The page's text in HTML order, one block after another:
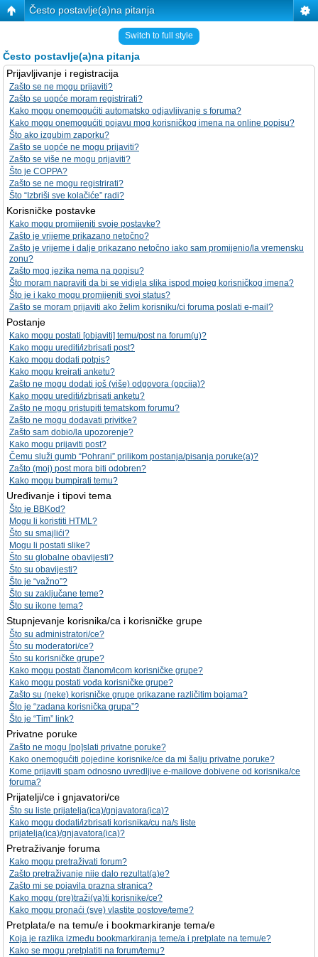
Često postavlje(a)na pitanja
Switch to full style
Često postavlje(a)na pitanja
Prijavljivanje i registracija
Zašto se ne mogu prijaviti?
Zašto se uopće moram registrirati?
Kako mogu onemogućiti automatsko odjavljivanje s foruma?
Kako mogu onemogućiti pojavu mog korisničkog imena na online popisu?
Što ako izgubim zaporku?
Zašto se uopće ne mogu prijaviti?
Zašto se više ne mogu prijaviti?
Što je COPPA?
Zašto se ne mogu registrirati?
Što “Izbriši sve kolačiće” radi?
Korisničke postavke
Kako mogu promijeniti svoje postavke?
Zašto je vrijeme prikazano netočno?
Zašto je vrijeme i dalje prikazano netočno iako sam promijenio/la vremensku
zonu?
Zašto mog jezika nema na popisu?
Što moram napraviti da bi se vidjela slika ispod mojeg korisničkog imena?
Što je i kako mogu promijeniti svoj status?
Zašto se moram prijaviti ako želim korisniku/ci foruma poslati e-mail?
Postanje
Kako mogu postati [objaviti] temu/post na forum(u)?
Kako mogu urediti/izbrisati post?
Kako mogu dodati potpis?
Kako mogu kreirati anketu?
Zašto ne mogu dodati još (više) odgovora (opcija)?
Kako mogu urediti/izbrisati anketu?
Zašto ne mogu pristupiti tematskom forumu?
Zašto ne mogu dodavati privitke?
Zašto sam dobio/la upozorenje?
Kako mogu prijaviti post?
Čemu služi gumb “Pohrani” prilikom postanja/pisanja poruke(a)?
Zašto (moj) post mora biti odobren?
Kako mogu bumpirati temu?
Uređivanje i tipovi tema
Što je BBKod?
Mogu li koristiti HTML?
Što su smajlići?
Mogu li postati slike?
Što su globalne obavijesti?
Što su obavijesti?
Što je “važno”?
Što su zaključane teme?
Što su ikone tema?
Stupnjevanje korisnika/ca i korisničke grupe
Što su administratori/ce?
Što su moderatori/ce?
Što su korisničke grupe?
Kako mogu postati članom/icom korisničke grupe?
Kako mogu postati vođa korisničke grupe?
Zašto su (neke) korisničke grupe prikazane različitim bojama?
Što je “zadana korisnička grupa”?
Što je “Tim” link?
Privatne poruke
Zašto ne mogu [po]slati privatne poruke?
Kako onemogućiti pojedine korisnike/ce da mi šalju privatne poruke?
Kome prijaviti spam odnosno uvredljive e-mailove dobivene od korisnika/ce
foruma?
Prijatelji/ce i gnjavatori/ce
Što su liste prijatelja(ica)/gnjavatora(ica)?
Kako mogu dodati/izbrisati korisnika/cu na/s liste
prijatelja(ica)/gnjavatora(ica)?
Pretraživanje foruma
Kako mogu pretraživati forum?
Zašto pretraživanje nije dalo rezultat(a)e?
Zašto mi se pojavila prazna stranica?
Kako mogu (pre)traži(va)ti korisnike/ce?
Kako mogu pronaći (sve) vlastite postove/teme?
Pretplata/e na temu/e i bookmarkiranje tema/e
Koja je razlika između bookmarkiranja teme/a i pretplate na temu/e?
Kako se mogu pretplatiti na forum/temu?